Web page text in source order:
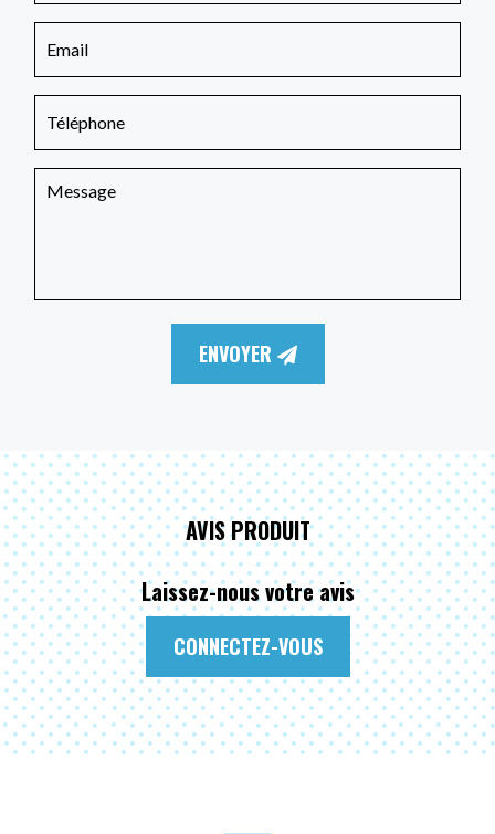
ENVOYER
AVIS PRODUIT
Laissez-nous votre avis
CONNECTEZ-VOUS